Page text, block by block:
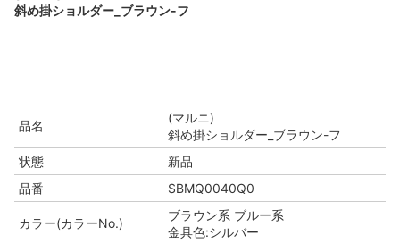
斜め掛ショルダー_ブラウン-フ
品名
(マルニ)
斜め掛ショルダー_ブラウン-フ
状態
新品
品番
SBMQ0040Q0
カラー(カラーNo.)
ブラウン系 ブルー系
金具色:シルバー